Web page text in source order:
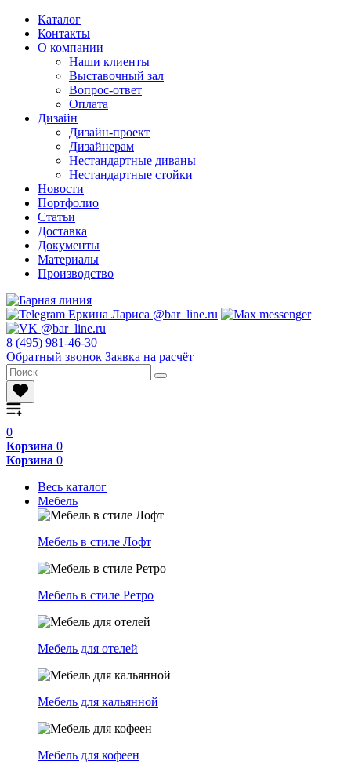
Каталог
Контакты
О компании
Наши клиенты
Выставочный зал
Вопрос-ответ
Оплата
Дизайн
Дизайн-проект
Дизайнерам
Нестандартные диваны
Нестандартные стойки
Новости
Портфолио
Статьи
Доставка
Документы
Материалы
Производство
8 (495) 981-46-30
Обратный звонок Заявка на расчёт
0
Корзина 0
Корзина 0
Весь каталог
Мебель
Мебель в стиле Лофт
Мебель в стиле Ретро
Мебель для отелей
Мебель для кальянной
Мебель для кофеен